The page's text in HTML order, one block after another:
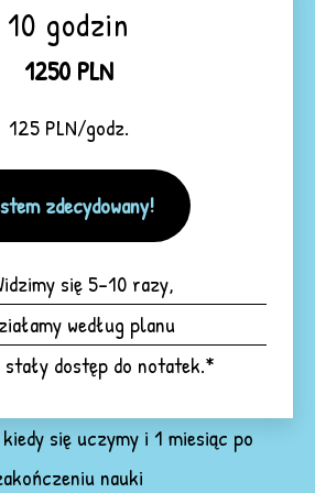
10 godzin
1250 PLN
125 PLN/godz.
zdecydowany!
się 5-10 razy,
według planu
stały dostęp do notatek.*
się uczymy i 1 miesiąc po
nauki